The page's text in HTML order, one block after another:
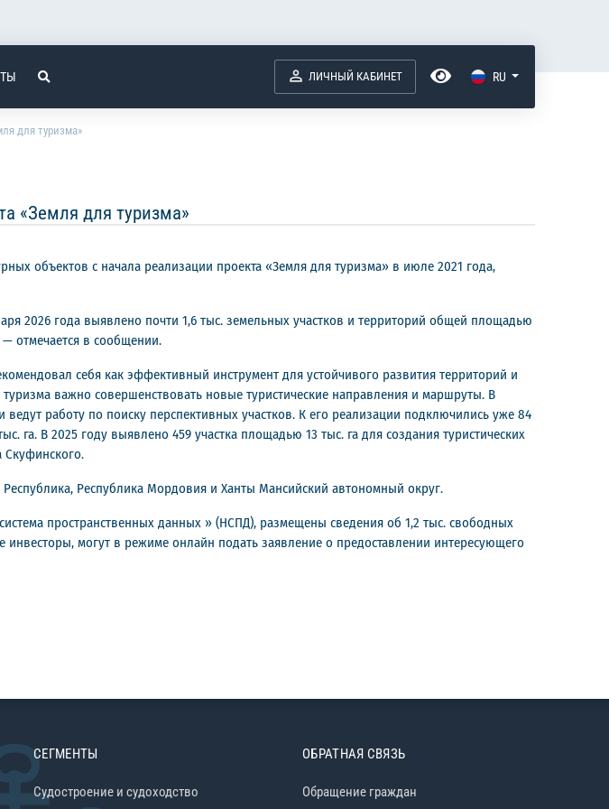
ЛИЧНЫЙ КАБИНЕТ RU
для туризма»
«Земля для туризма»
объектов с начала реализации проекта «Земля для туризма» в июле 2021 года,
2026 года выявлено почти 1,6 тыс. земельных участков и территорий общей площадью
— отмечается в сообщении.
себя как эффективный инструмент для устойчивого развития территорий и
важно совершенствовать новые туристические направления и маршруты. В
работу по поиску перспективных участков. К его реализации подключились уже 84
га. В 2025 году выявлено 459 участка площадью 13 тыс. га для создания туристических
Скуфинского.
Республика Мордовия и Ханты Мансийский автономный округ.
пространственных данных » (НСПД), размещены сведения об 1,2 тыс. свободных
могут в режиме онлайн подать заявление о предоставлении интересующего
СЕГМЕНТЫ
Судостроение и судоходство
ОБРАТНАЯ СВЯЗЬ
Обращение граждан